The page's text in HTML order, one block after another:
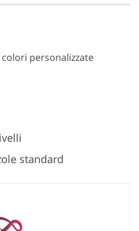
colori personalizzate
standard